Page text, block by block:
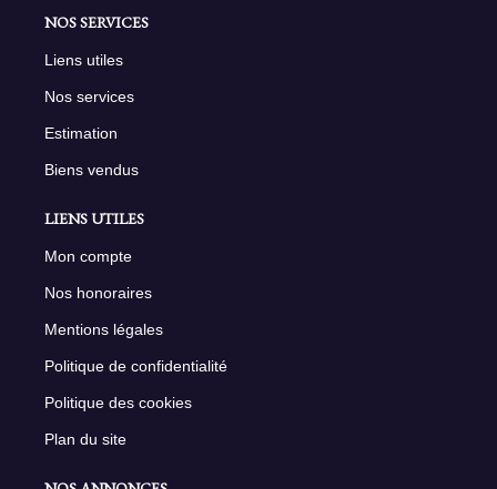
NOS SERVICES
Liens utiles
Nos services
Estimation
Biens vendus
LIENS UTILES
Mon compte
Nos honoraires
Mentions légales
Politique de confidentialité
Politique des cookies
Plan du site